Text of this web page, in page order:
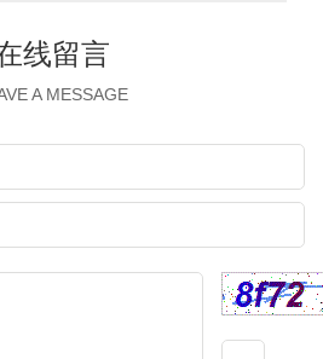
线留言
A MESSAGE